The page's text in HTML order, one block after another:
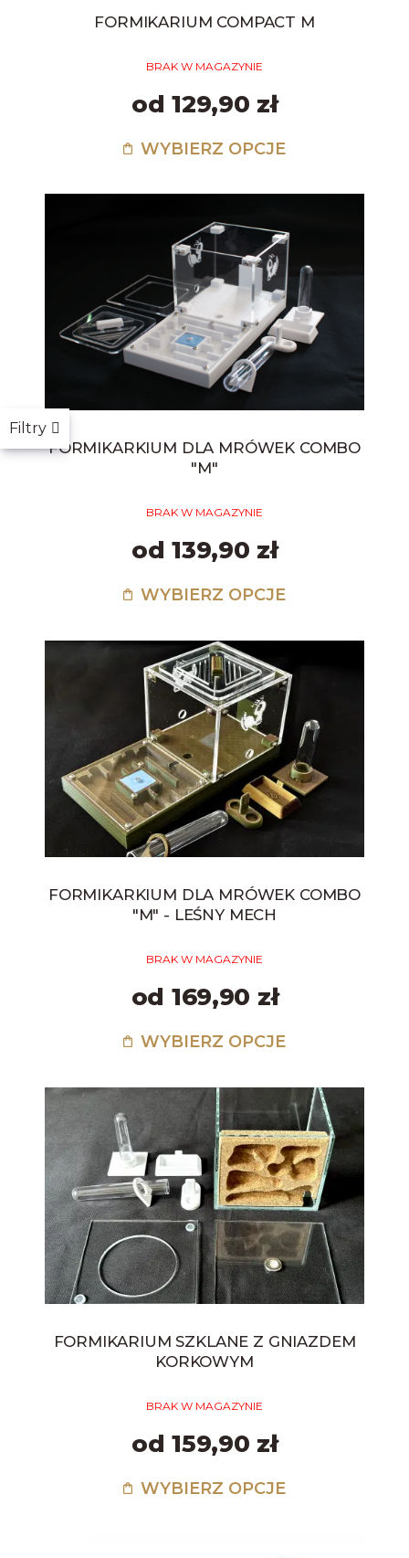
Filtry
FORMIKARIUM COMPACT M
BRAK W MAGAZYNIE
od 129,90 zł
WYBIERZ OPCJE
FORMIKARKIUM DLA MRÓWEK COMBO
"M"
BRAK W MAGAZYNIE
od 139,90 zł
WYBIERZ OPCJE
FORMIKARKIUM DLA MRÓWEK COMBO
"M" - LEŚNY MECH
BRAK W MAGAZYNIE
od 169,90 zł
WYBIERZ OPCJE
FORMIKARIUM SZKLANE Z GNIAZDEM
KORKOWYM
BRAK W MAGAZYNIE
od 159,90 zł
WYBIERZ OPCJE